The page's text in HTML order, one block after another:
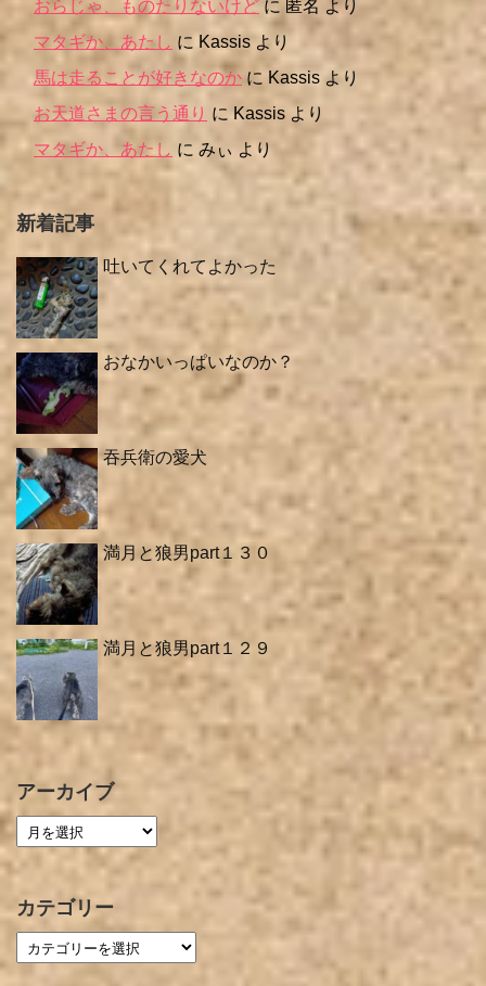
おらじゃ、ものたりないけど に 匿名 より
マタギか、あたし に Kassis より
馬は走ることが好きなのか に Kassis より
お天道さまの言う通り にKassis より
マタギか、あたし に みぃ より
新着記事
吐いてくれてよかった
おなかいっぱいなのか？
吞兵衛の愛犬
満月と狼男part１３０
満月と狼男part１２９
アーカイブ
カテゴリー